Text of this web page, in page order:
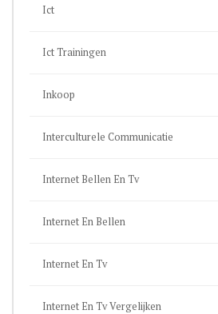
Ict
Ict Trainingen
Inkoop
Interculturele Communicatie
Internet Bellen En Tv
Internet En Bellen
Internet En Tv
Internet En Tv Vergelijken